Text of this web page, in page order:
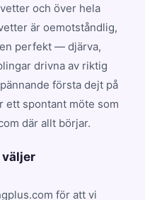
och över hela
är oemotståndlig,
perfekt — djärva,
drivna av riktig
första dejt på
ett spontant möte som
där allt börjar.
för att vi